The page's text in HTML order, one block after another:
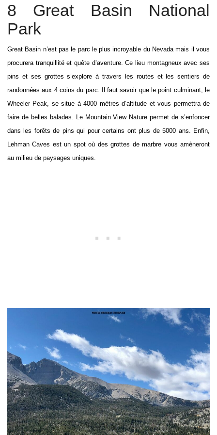
8 Great Basin National
Park
Great Basin n’est pas le parc le plus incroyable du Nevada mais il vous
procurera tranquillité et quête d’aventure. Ce lieu montagneux avec ses
pins et ses grottes s’explore à travers les routes et les sentiers de
randonnées aux 4 coins du parc. Il faut savoir que le point culminant, le
Wheeler Peak, se situe à 4000 mètres d’altitude et vous permettra de
faire de belles balades. Le Mountain View Nature permet de s’enfoncer
dans les forêts de pins qui pour certains ont plus de 5000 ans. Enfin,
Lehman Caves est un spot où des grottes de marbre vous amèneront
au milieu de paysages uniques.